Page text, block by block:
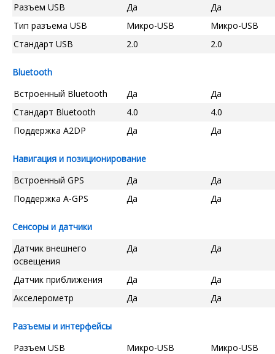
Разъем USB
Да
Да
Тип разъема USB
Микро-USB
Микро-USB
Стандарт USB
2.0 2.0
Bluetooth
Встроенный Bluetooth
Да
Да
Стандарт Bluetooth
4.0
4.0
Поддержка A2DP
Да Да
Навигация и позиционирование
Встроенный GPS
Да
Да
Поддержка A-GPS
Да Да
Сенсоры и датчики
Датчик внешнего
освещения
Да Да
Датчик приближения Да
Да
Акселерометр
Да Да
Разъемы и интерфейсы
Разъем USB
Микро-USB
Микро-USB